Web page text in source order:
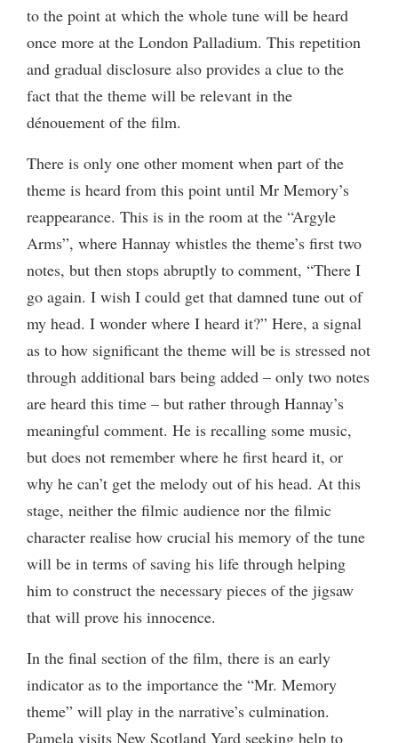
to the point at which the whole tune will be heard
once more at the London Palladium. This repetition
and gradual disclosure also provides a clue to the
fact that the theme will be relevant in the
dénouement of the film.
There is only one other moment when part of the
theme is heard from this point until Mr Memory’s
reappearance. This is in the room at the “Argyle
Arms”, where Hannay whistles the theme’s first two
notes, but then stops abruptly to comment, “There I
go again. I wish I could get that damned tune out of
my head. I wonder where I heard it?” Here, a signal
as to how significant the theme will be is stressed not
through additional bars being added – only two notes
are heard this time – but rather through Hannay’s
meaningful comment. He is recalling some music,
but does not remember where he first heard it, or
why he can’t get the melody out of his head. At this
stage, neither the filmic audience nor the filmic
character realise how crucial his memory of the tune
will be in terms of saving his life through helping
him to construct the necessary pieces of the jigsaw
that will prove his innocence.
In the final section of the film, there is an early
indicator as to the importance the “Mr. Memory
theme” will play in the narrative’s culmination.
Pamela visits New Scotland Yard seeking help to